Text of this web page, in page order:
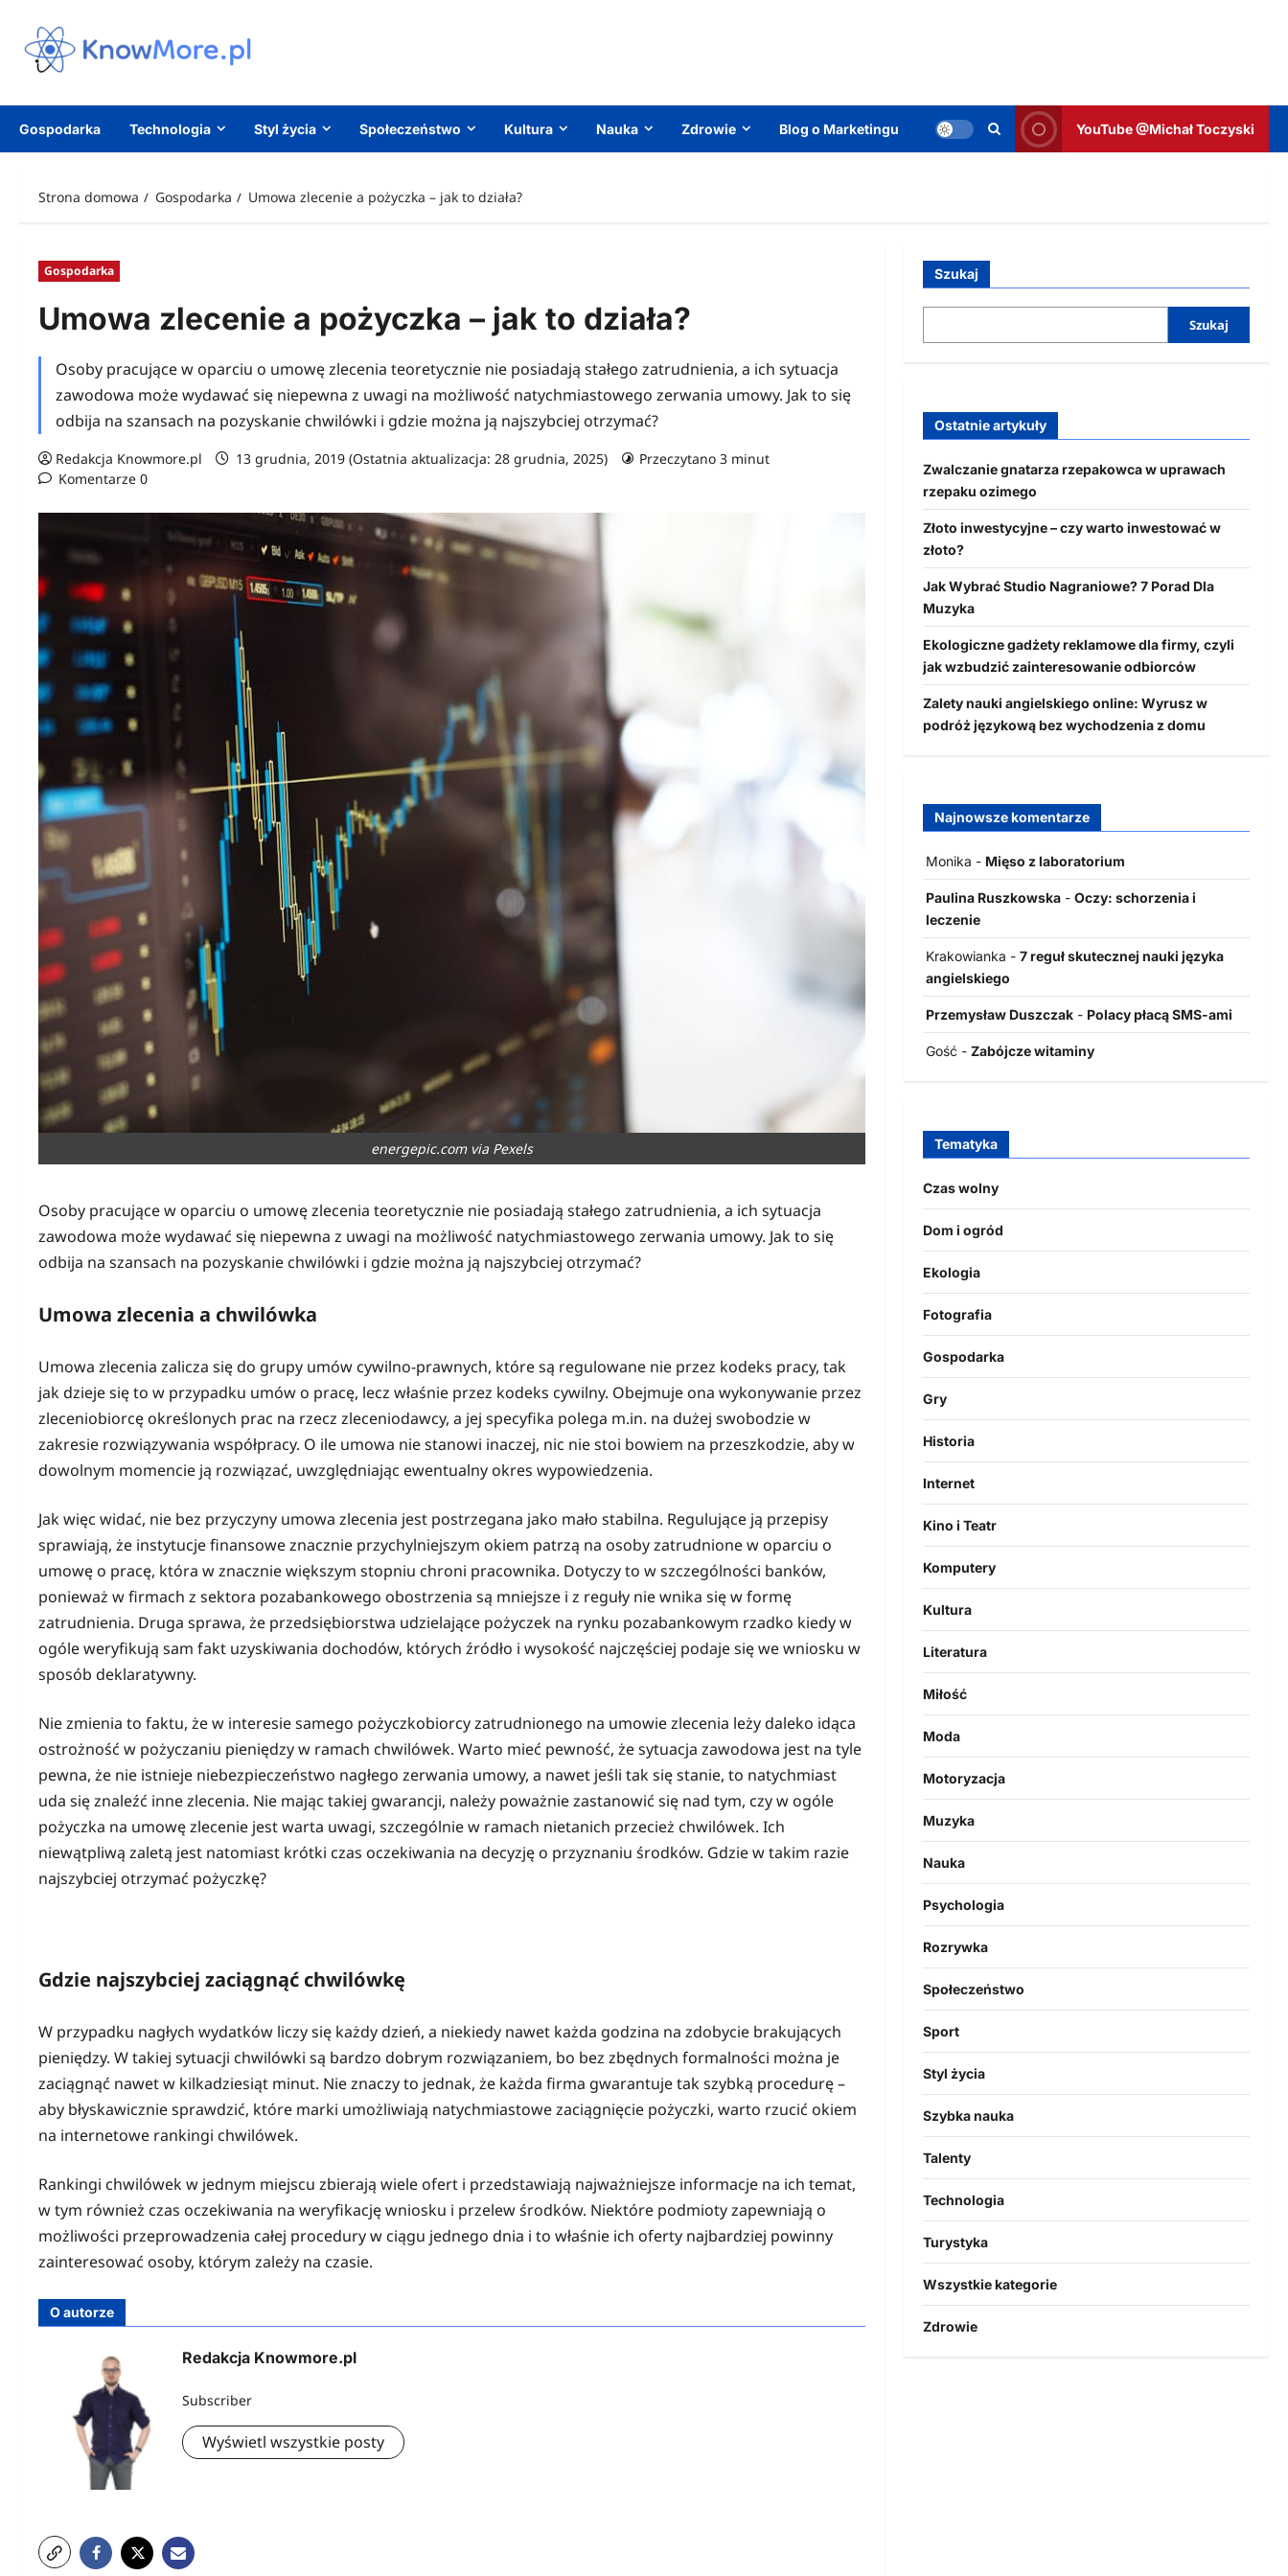
treści
Gospodarka Technologia Styl życia Społeczeństwo Kultura Nauka Zdrowie Blog o Marketingu YouTube @Michał Toczyski
Strona domowa Gospodarka Umowa zlecenie a pożyczka – jak to działa?
Gospodarka
Umowa zlecenie a pożyczka – jak to działa?
Osoby pracujące w oparciu o umowę zlecenia teoretycznie nie posiadają stałego zatrudnienia, a ich sytuacja
zawodowa może wydawać się niepewna z uwagi na możliwość natychmiastowego zerwania umowy. Jak to się
odbija na szansach na pozyskanie chwilówki i gdzie można ją najszybciej otrzymać?
Redakcja Knowmore.pl 13 grudnia, 2019 (Ostatnia aktualizacja: 28 grudnia, 2025)
Przeczytano 3 minut
Komentarze 0
energepic.com via Pexels
Osoby pracujące w oparciu o umowę zlecenia teoretycznie nie posiadają stałego zatrudnienia, a ich sytuacja
zawodowa może wydawać się niepewna z uwagi na możliwość natychmiastowego zerwania umowy. Jak to się
odbija na szansach na pozyskanie chwilówki i gdzie można ją najszybciej otrzymać?
Umowa zlecenia a chwilówka
Umowa zlecenia zalicza się do grupy umów cywilno-prawnych, które są regulowane nie przez kodeks pracy, tak
jak dzieje się to w przypadku umów o pracę, lecz właśnie przez kodeks cywilny. Obejmuje ona wykonywanie przez
zleceniobiorcę określonych prac na rzecz zleceniodawcy, a jej specyfika polega m.in. na dużej swobodzie w
zakresie rozwiązywania współpracy. O ile umowa nie stanowi inaczej, nic nie stoi bowiem na przeszkodzie, aby w
dowolnym momencie ją rozwiązać, uwzględniając ewentualny okres wypowiedzenia.
Jak więc widać, nie bez przyczyny umowa zlecenia jest postrzegana jako mało stabilna. Regulujące ją przepisy
sprawiają, że instytucje finansowe znacznie przychylniejszym okiem patrzą na osoby zatrudnione w oparciu o
umowę o pracę, która w znacznie większym stopniu chroni pracownika. Dotyczy to w szczególności banków,
ponieważ w firmach z sektora pozabankowego obostrzenia są mniejsze i z reguły nie wnika się w formę
zatrudnienia. Druga sprawa, że przedsiębiorstwa udzielające pożyczek na rynku pozabankowym rzadko kiedy w
ogóle weryfikują sam fakt uzyskiwania dochodów, których źródło i wysokość najczęściej podaje się we wniosku w
sposób deklaratywny.
Nie zmienia to faktu, że w interesie samego pożyczkobiorcy zatrudnionego na umowie zlecenia leży daleko idąca
ostrożność w pożyczaniu pieniędzy w ramach chwilówek. Warto mieć pewność, że sytuacja zawodowa jest na tyle
pewna, że nie istnieje niebezpieczeństwo nagłego zerwania umowy, a nawet jeśli tak się stanie, to natychmiast
uda się znaleźć inne zlecenia. Nie mając takiej gwarancji, należy poważnie zastanowić się nad tym, czy w ogóle
pożyczka na umowę zlecenie jest warta uwagi, szczególnie w ramach nietanich przecież chwilówek. Ich
niewątpliwą zaletą jest natomiast krótki czas oczekiwania na decyzję o przyznaniu środków. Gdzie w takim razie
najszybciej otrzymać pożyczkę?
Gdzie najszybciej zaciągnąć chwilówkę
W przypadku nagłych wydatków liczy się każdy dzień, a niekiedy nawet każda godzina na zdobycie brakujących
pieniędzy. W takiej sytuacji chwilówki są bardzo dobrym rozwiązaniem, bo bez zbędnych formalności można je
zaciągnąć nawet w kilkadziesiąt minut. Nie znaczy to jednak, że każda firma gwarantuje tak szybką procedurę –
aby błyskawicznie sprawdzić, które marki umożliwiają natychmiastowe zaciągnięcie pożyczki, warto rzucić okiem
na internetowe rankingi chwilówek.
Rankingi chwilówek w jednym miejscu zbierają wiele ofert i przedstawiają najważniejsze informacje na ich temat,
w tym również czas oczekiwania na weryfikację wniosku i przelew środków. Niektóre podmioty zapewniają o
możliwości przeprowadzenia całej procedury w ciągu jednego dnia i to właśnie ich oferty najbardziej powinny
zainteresować osoby, którym zależy na czasie.
O autorze
Redakcja Knowmore.pl
Subscriber
Wyświetl wszystkie posty
Szukaj
Szukaj
Ostatnie artykuły
Zwalczanie gnatarza rzepakowca w uprawach
rzepaku ozimego
Złoto inwestycyjne – czy warto inwestować w
złoto?
Jak Wybrać Studio Nagraniowe? 7 Porad Dla
Muzyka
Ekologiczne gadżety reklamowe dla firmy, czyli
jak wzbudzić zainteresowanie odbiorców
Zalety nauki angielskiego online: Wyrusz w
podróż językową bez wychodzenia z domu
Najnowsze komentarze
Monika - Mięso z laboratorium
Paulina Ruszkowska- Oczy: schorzenia i
leczenie
Krakowianka - 7 reguł skutecznej nauki języka
angielskiego
Przemysław Duszczak- Polacy płacą SMS-ami
Gość - Zabójcze witaminy
Tematyka
Czas wolny
Dom i ogród
Ekologia
Fotografia
Gospodarka
Gry
Historia
Internet
Kino i Teatr
Komputery
Kultura
Literatura
Miłość
Moda
Motoryzacja
Muzyka
Nauka
Psychologia
Rozrywka
Społeczeństwo
Sport
Styl życia
Szybka nauka
Talenty
Technologia
Turystyka
Wszystkie kategorie
Zdrowie